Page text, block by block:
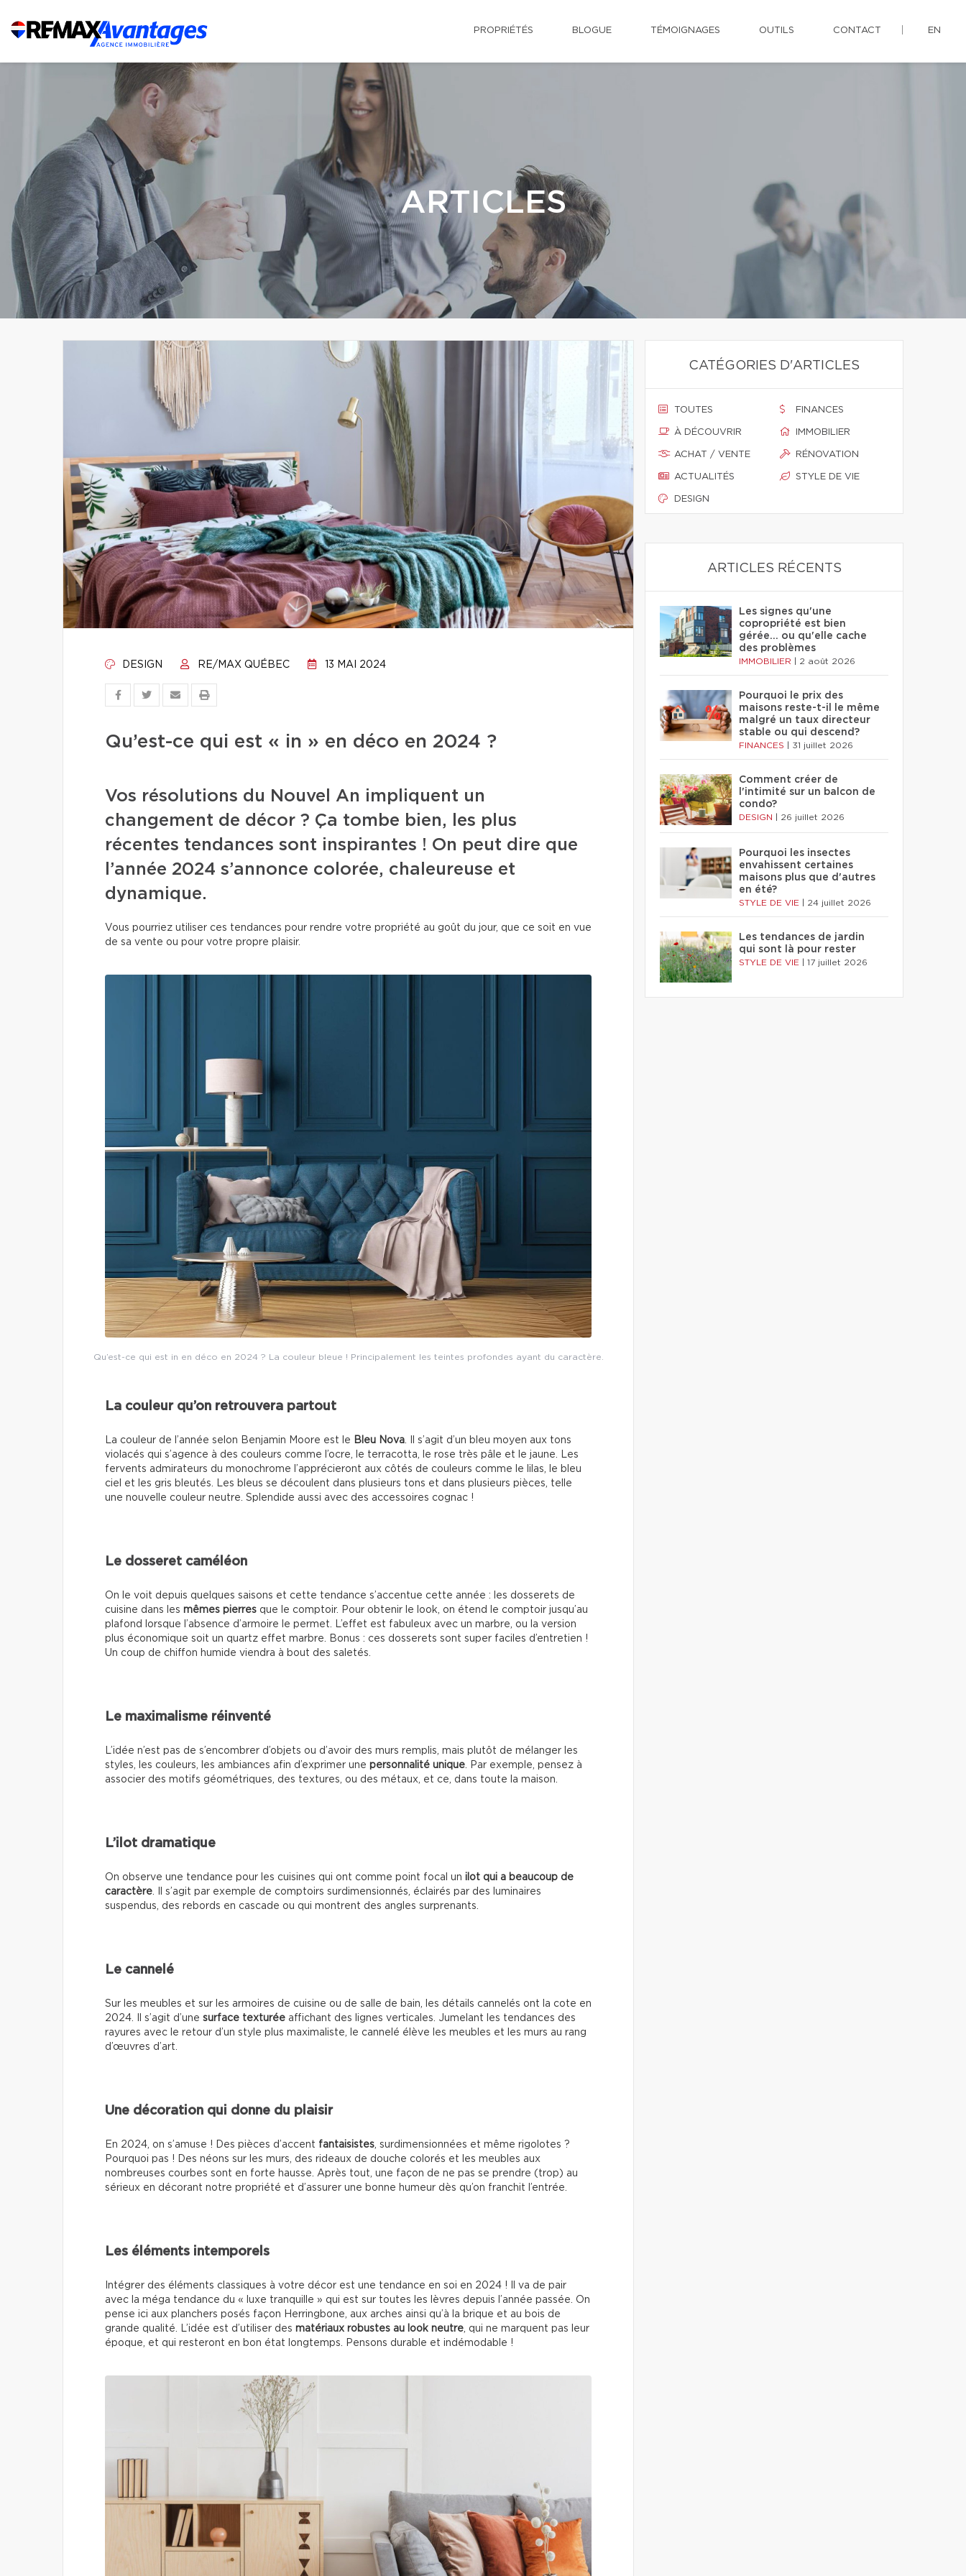
PROPRIÉTÉS BLOGUE TÉMOIGNAGES OUTILS CONTACT EN
ARTICLES
DESIGN RE/MAX QUÉBEC 13 MAI 2024
Qu’est-ce qui est « in » en déco en 2024 ?
Vos résolutions du Nouvel An impliquent un
changement de décor ? Ça tombe bien, les plus
récentes tendances sont inspirantes ! On peut dire que
l’année 2024 s’annonce colorée, chaleureuse et
dynamique.
Vous pourriez utiliser ces tendances pour rendre votre propriété au goût du jour, que ce soit en vue
de sa vente ou pour votre propre plaisir.
Qu’est-ce qui est in en déco en 2024 ? La couleur bleue ! Principalement les teintes profondes ayant du caractère.
La couleur qu’on retrouvera partout
La couleur de l’année selon Benjamin Moore est le Bleu Nova. Il s’agit d’un bleu moyen aux tons
violacés qui s’agence à des couleurs comme l’ocre, le terracotta, le rose très pâle et le jaune. Les
fervents admirateurs du monochrome l’apprécieront aux côtés de couleurs comme le lilas, le bleu
ciel et les gris bleutés. Les bleus se découlent dans plusieurs tons et dans plusieurs pièces, telle
une nouvelle couleur neutre. Splendide aussi avec des accessoires cognac !
Le dosseret caméléon
On le voit depuis quelques saisons et cette tendance s’accentue cette année : les dosserets de
cuisine dans les mêmes pierres que le comptoir. Pour obtenir le look, on étend le comptoir jusqu’au
plafond lorsque l’absence d’armoire le permet. L’effet est fabuleux avec un marbre, ou la version
plus économique soit un quartz effet marbre. Bonus : ces dosserets sont super faciles d’entretien !
Un coup de chiffon humide viendra à bout des saletés.
Le maximalisme réinventé
L’idée n’est pas de s’encombrer d’objets ou d’avoir des murs remplis, mais plutôt de mélanger les
styles, les couleurs, les ambiances afin d’exprimer une personnalité unique. Par exemple, pensez à
associer des motifs géométriques, des textures, ou des métaux, et ce, dans toute la maison.
L’ilot dramatique
On observe une tendance pour les cuisines qui ont comme point focal un ilot qui a beaucoup de
caractère. Il s’agit par exemple de comptoirs surdimensionnés, éclairés par des luminaires
suspendus, des rebords en cascade ou qui montrent des angles surprenants.
Le cannelé
Sur les meubles et sur les armoires de cuisine ou de salle de bain, les détails cannelés ont la cote en
2024. Il s’agit d’une surface texturée affichant des lignes verticales. Jumelant les tendances des
rayures avec le retour d’un style plus maximaliste, le cannelé élève les meubles et les murs au rang
d’œuvres d’art.
Une décoration qui donne du plaisir
En 2024, on s’amuse ! Des pièces d’accent fantaisistes, surdimensionnées et même rigolotes ?
Pourquoi pas ! Des néons sur les murs, des rideaux de douche colorés et les meubles aux
nombreuses courbes sont en forte hausse. Après tout, une façon de ne pas se prendre (trop) au
sérieux en décorant notre propriété et d’assurer une bonne humeur dès qu’on franchit l’entrée.
Les éléments intemporels
Intégrer des éléments classiques à votre décor est une tendance en soi en 2024 ! Il va de pair
avec la méga tendance du « luxe tranquille » qui est sur toutes les lèvres depuis l’année passée. On
pense ici aux planchers posés façon Herringbone, aux arches ainsi qu’à la brique et au bois de
grande qualité. L’idée est d’utiliser des matériaux robustes au look neutre, qui ne marquent pas leur
époque, et qui resteront en bon état longtemps. Pensons durable et indémodable !
CATÉGORIES D'ARTICLES
TOUTES
À DÉCOUVRIR
ACHAT / VENTE
ACTUALITÉS
DESIGN
FINANCES
IMMOBILIER
RÉNOVATION
STYLE DE VIE
ARTICLES RÉCENTS
Les signes qu'une
copropriété est bien
gérée… ou qu'elle cache
des problèmes
IMMOBILIER 2 août 2026
Pourquoi le prix des
maisons reste-t-il le même
malgré un taux directeur
stable ou qui descend?
FINANCES 31 juillet 2026
Comment créer de
l'intimité sur un balcon de
condo?
DESIGN 26 juillet 2026
Pourquoi les insectes
envahissent certaines
maisons plus que d'autres
en été?
STYLE DE VIE 24 juillet 2026
Les tendances de jardin
qui sont là pour rester
STYLE DE VIE 17 juillet 2026